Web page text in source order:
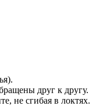
друг к другу.
не сгибая в локтях.